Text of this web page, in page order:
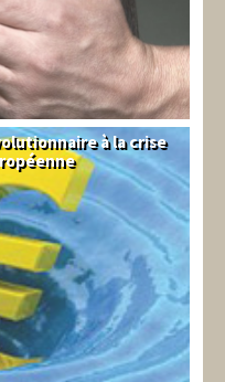
à la crise